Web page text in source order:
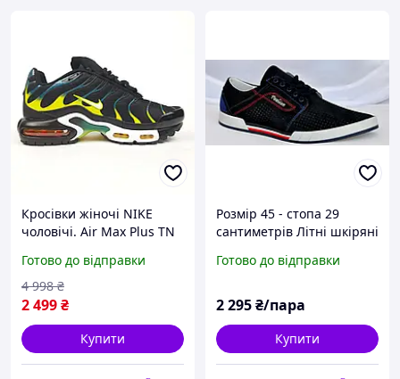
Кросівки жіночі NIKE
чоловічі. Air Max Plus TN
41 розмір
Готово до відправки
2 499₴
4 998 ₴
Купити
Розмір 45 - стопа 29
сантиметрів Літні шкіряні
легкі та комфортні
Готово до відправки
2 295₴/пара
Купити